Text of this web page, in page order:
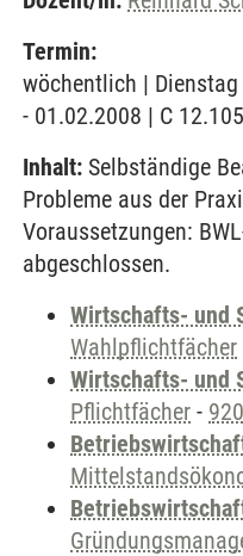
Termin:
wöchentlich |
- 01.02.2008 | C
Inhalt: Selbständige
Probleme aus der
Voraussetzungen:
abgeschlossen.
Wirtschafts- und
Wahlpflichtfächer
Wirtschafts- und
Pflichtfächer -